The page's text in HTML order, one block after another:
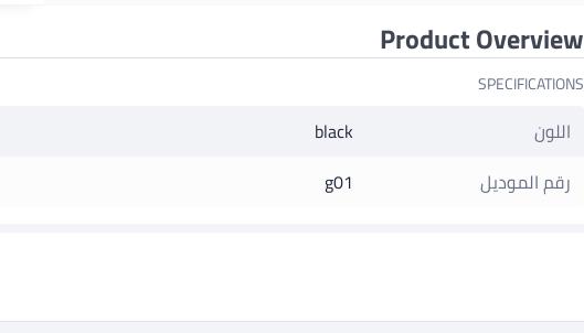
Product Overview
SPECIFICATIONS
اللون
black
رقم الموديل
g01